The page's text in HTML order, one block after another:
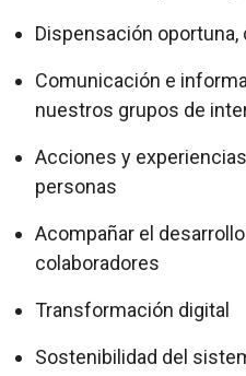
Dispensación
Comunicación e
nuestros grupos de
Acciones y
personas
Acompañar el
colaboradores
Transformación digital
Sostenibilidad del